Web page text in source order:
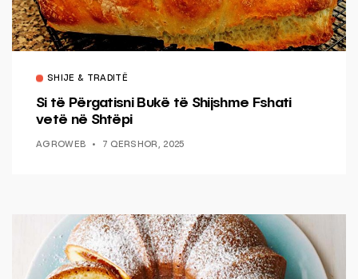
SHIJE & TRADITË
Si të Përgatisni Bukë të Shijshme Fshati
vetë në Shtëpi
AGROWEB 7 QERSHOR, 2025